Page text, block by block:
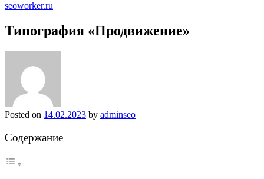
seoworker.ru
Типография «Продвижение»
Posted on 14.02.2023 by adminseo
Содержание